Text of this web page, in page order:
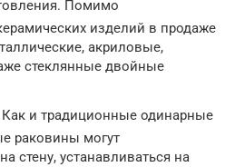
Помимо
изделий в продаже
акриловые,
стеклянные двойные
Как и традиционные одинарные
раковины могут
стену, устанавливаться на